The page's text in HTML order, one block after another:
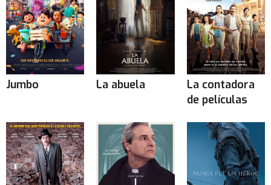
Jumbo La abuela
La contadora
de películas